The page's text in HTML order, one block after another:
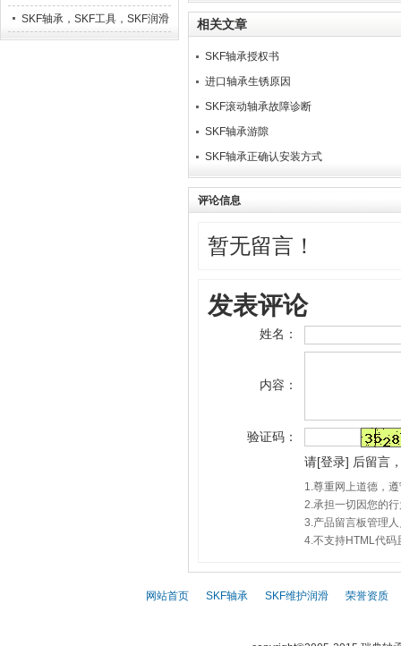
SKF轴承，SKF工具，SKF润滑
系统
相关文章
SKF轴承授权书
进口轴承生锈原因
SKF滚动轴承故障诊断
SKF轴承游隙
SKF​轴承正确认安装方式
评论信息
暂无留言！
发表评论
姓名：
内容：
验证码：
请[登录] 后留言
1.尊重网上道德，
2.承担一切因您的
3.产品留言板管理
4.不支持HTML代码
网站首页 SKF轴承 SKF维护润滑 荣誉资质